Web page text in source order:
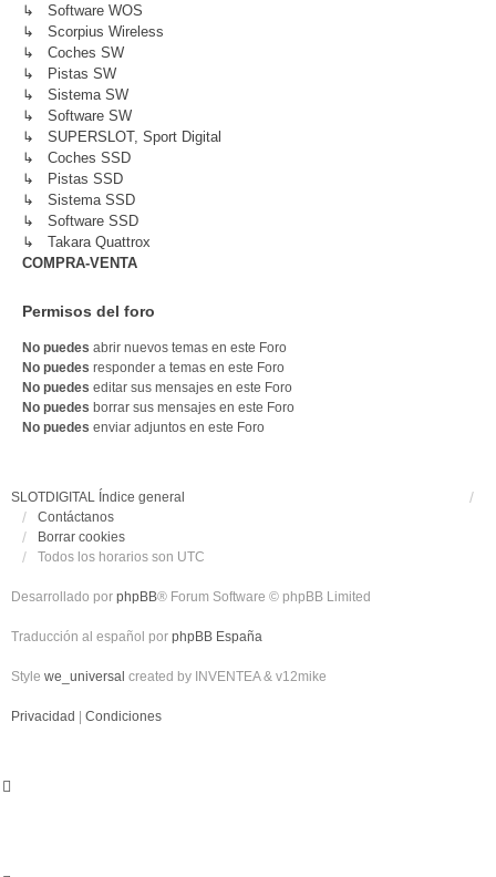
↳ Software WOS
↳ Scorpius Wireless
↳ Coches SW
↳ Pistas SW
↳ Sistema SW
↳ Software SW
↳ SUPERSLOT, Sport Digital
↳ Coches SSD
↳ Pistas SSD
↳ Sistema SSD
↳ Software SSD
↳ Takara Quattrox
COMPRA-VENTA
Permisos del foro
No puedes abrir nuevos temas en este Foro
No puedes responder a temas en este Foro
No puedes editar sus mensajes en este Foro
No puedes borrar sus mensajes en este Foro
No puedes enviar adjuntos en este Foro
SLOTDIGITAL Índice general
Contáctanos
Borrar cookies
Todos los horarios son UTC
Desarrollado por phpBB® Forum Software © phpBB Limited
Traducción al español por phpBB España
Style we_universal created by INVENTEA & v12mike
Privacidad Condiciones